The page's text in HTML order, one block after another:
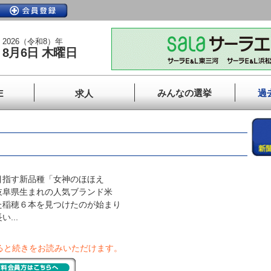
2026（令和8）年
8月6日 木曜日
求人 みんなの選挙 過
す新品種「女神のほほえ
県生まれの人気ブランド米
穂６本を見つけたのが始まり
...
続きをお読みいただけます。